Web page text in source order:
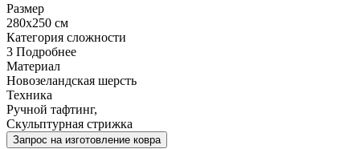
Размер
280x250 см
Категория сложности
3 Подробнее
Материал
Новозеландская шерсть
Техника
Ручной тафтинг,
Скульптурная стрижка